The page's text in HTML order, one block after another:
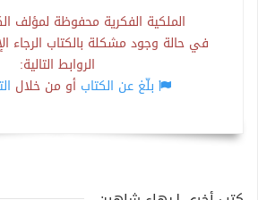
الملكية الفكرية محفوظة لمؤلف
في حالة وجود مشكلة بالكتاب الرجاء
الروابط التالية:
بلّغ عن الكتاب أو من خلال